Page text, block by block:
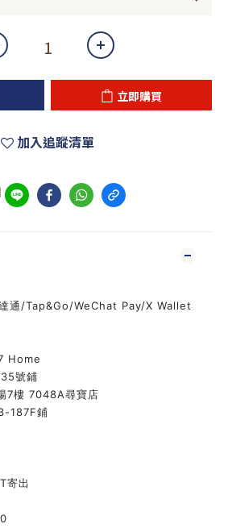
立即購買
加入追蹤清單
通/Tap&Go/WeChat Pay/X Wallet
Home
號鋪
7樓 7048A尋寶店
187F鋪
寄出